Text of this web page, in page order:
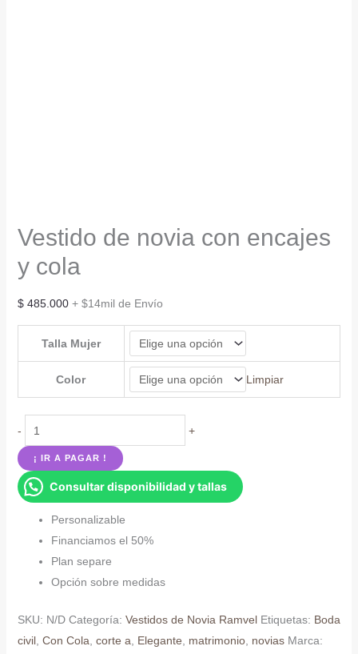
Vestido de novia con encajes
y cola
$485.000 + $14mil de Envío
Talla Mujer
Color Limpiar
-
Vestido
de
novia
con
+
¡ IR A PAGAR !
Consultar disponibilidad y tallas
Personalizable
Financiamos el 50%
Plan separe
Opción sobre medidas
SKU: N/D Categoría: Vestidos de Novia Ramvel Etiquetas: Boda
civil, Con Cola, corte a, Elegante, matrimonio, novias Marca: